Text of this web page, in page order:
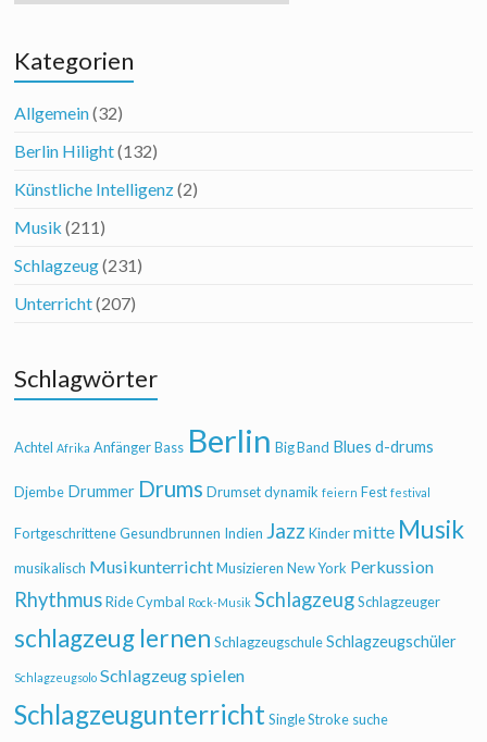
Kategorien
Allgemein(32)
Berlin Hilight(132)
Künstliche Intelligenz(2)
Musik (211)
Schlagzeug(231)
Unterricht(207)
Schlagwörter
Achtel Afrika Anfänger Bass Berlin Big Band Blues d-drums
Djembe Drummer Drums Drumset dynamik feiern Fest festival
Fortgeschrittene Gesundbrunnen Indien Jazz Kinder mitte Musik
musikalisch Musikunterricht Musizieren New York Perkussion
Rhythmus Ride Cymbal Rock-Musik Schlagzeug Schlagzeuger
schlagzeug lernen Schlagzeugschule Schlagzeugschüler
Schlagzeugsolo Schlagzeug spielen
Schlagzeugunterricht Single Stroke suche